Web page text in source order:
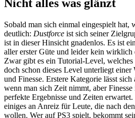
Nicht alles was glänzt
Sobald man sich einmal eingespielt hat,
deutlich: Dustforce ist sich seiner
ist in dieser Hinsicht gnadenlos. Es ist
aller erster Güte und leider kein wirklich
Zwar gibt es ein Tutorial-Level,
doch schon dieses Level unterliegt
und Finesse. Erstere Kategorie lässt sich
wenn man sich Zeit nimmt, aber
perfekte Ergebnisse und Zeiten
einiges an Anreiz für Leute, die nach
wollen. Wer auf PS3 spielt, bekommt